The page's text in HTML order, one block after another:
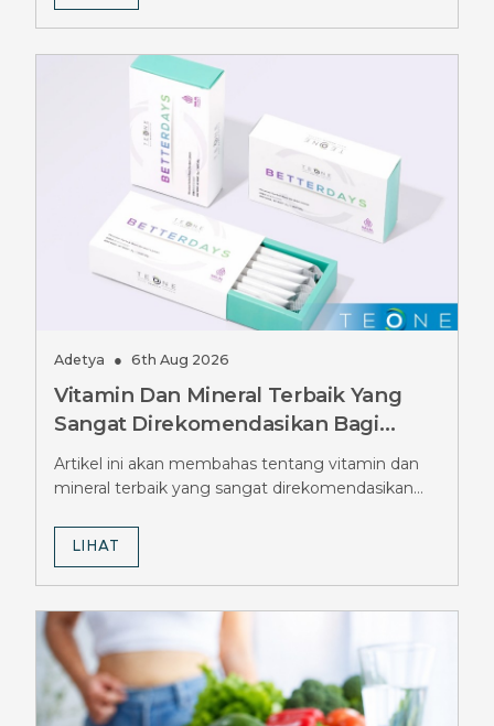
Adetya ● 6th Aug 2026
Vitamin Dan Mineral Terbaik Yang
Sangat Direkomendasikan Bagi
Pengguna Ozempic, Jangan
Diabaikan
Artikel ini akan membahas tentang vitamin dan
mineral terbaik yang sangat direkomendasikan
LIHAT